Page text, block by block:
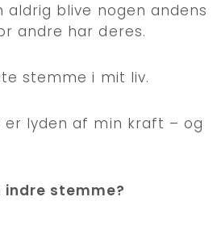
aldrig blive nogen andens
andre har deres.
stemme i mit liv.
er lyden af min kraft – og
indre stemme?